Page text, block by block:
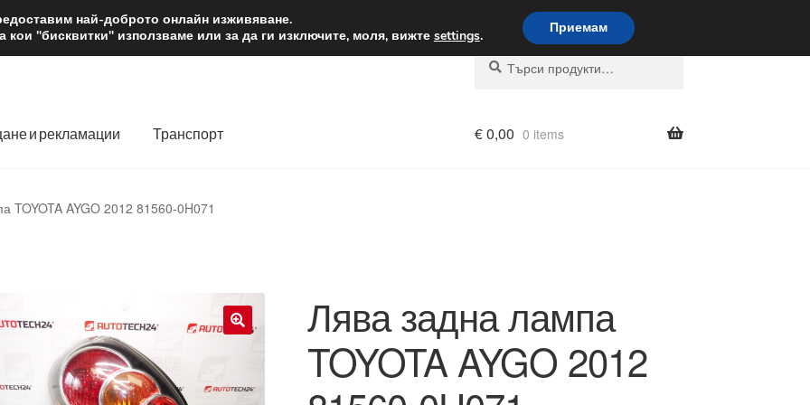
лв. Доставка по целия свят
Търсене
Търсене
и рекламации Транспорт €0,00 0 items
TOYOTA AYGO 2012 81560-0H071
Лява задна лампа
TOYOTA AYGO 2012
най-доброто онлайн изживяване.
"бисквитки" използваме или за да ги изключите, моля, вижте settings. Приемам